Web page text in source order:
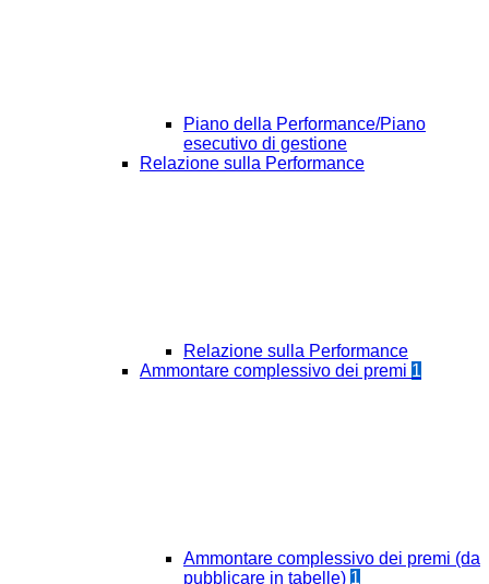
Piano della Performance/Piano
esecutivo di gestione
Relazione sulla Performance
Relazione sulla Performance
Ammontare complessivo dei premi 1
Ammontare complessivo dei premi (da
pubblicare in tabelle) 1